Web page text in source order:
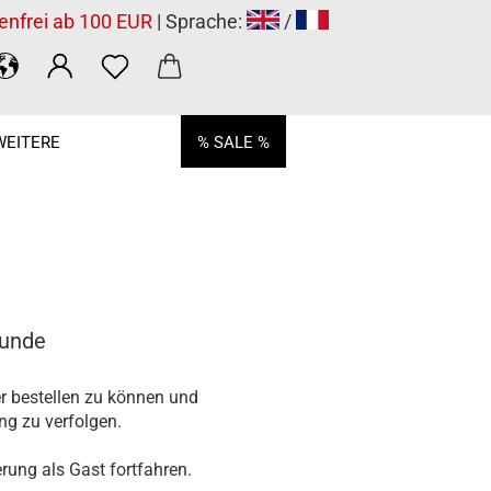
ab 100 EUR | Sprache: /
% SALE %
bestellen zu können und
zu verfolgen.
als Gast fortfahren.